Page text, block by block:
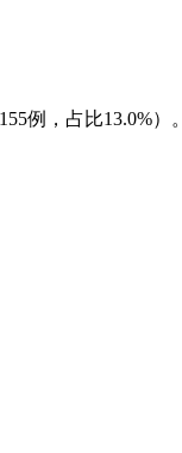
例，占比13.0%）。